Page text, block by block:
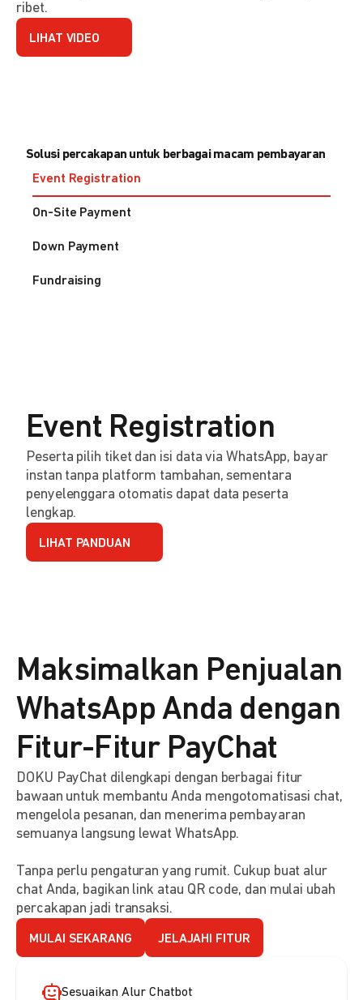
ribet.
LIHAT VIDEO
Solusi percakapan untuk berbagai macam pembayaran
Event Registration
On-Site Payment
Down Payment
Fundraising
Event Registration
Peserta pilih tiket dan isi data via WhatsApp, bayar
instan tanpa platform tambahan, sementara
penyelenggara otomatis dapat data peserta
lengkap.
LIHAT PANDUAN
Maksimalkan Penjualan
WhatsApp Anda dengan
Fitur-Fitur PayChat
DOKU PayChat dilengkapi dengan berbagai fitur
bawaan untuk membantu Anda mengotomatisasi chat,
mengelola pesanan, dan menerima pembayaran
semuanya langsung lewat WhatsApp.
Tanpa perlu pengaturan yang rumit. Cukup buat alur
chat Anda, bagikan link atau QR code, dan mulai ubah
percakapan jadi transaksi.
MULAI SEKARANG JELAJAHI FITUR
Sesuaikan Alur Chatbot